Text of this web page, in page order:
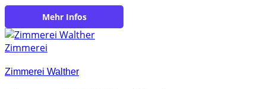
https://www.zimmerei-offermann.de
Zimmerei
Zimmerei Walther